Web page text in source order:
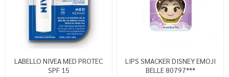
LABELLO NIVEA MED PROTEC
SPF 15
LIPS SMACKER DISNEY EMOJI
BELLE 80797***